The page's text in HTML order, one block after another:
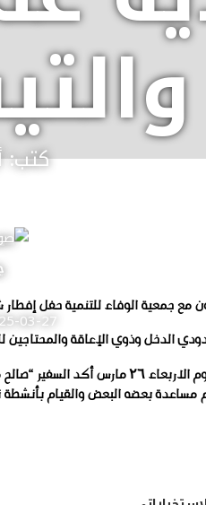
كتب:
03-27
الوفاء للتنمية حفل إفطار شعبي لـ 500 شخص
الدخل وذوي الإعاقة
وفي كلمته خلال مأدبة الإفطار
بعضه البعض والقيام بأنشطة